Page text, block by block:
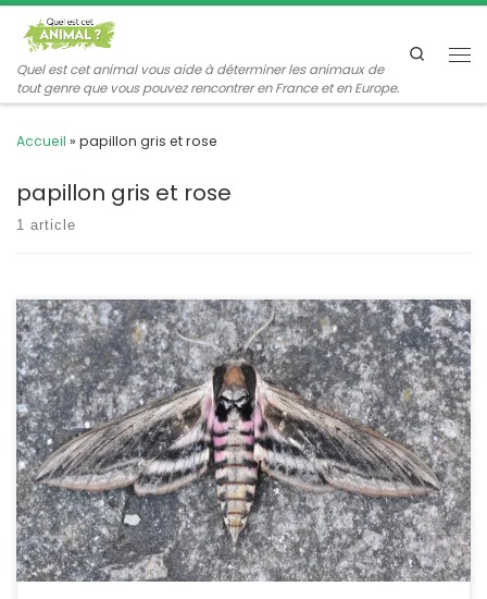
Passer au contenu
Quel est cet animal vous aide à déterminer les animaux de
tout genre que vous pouvez rencontrer en France et en Europe.
Search
Accueil » papillon gris et rose
papillon gris et rose
1 article
Les sphingidés sont parmi les plus spectaculaires des papillons
nocturnes. Le sphinx du troène en est une belle illustration avec
ses tonalités grises, brunes et rosées. Sa chenille également est
particulièrement remarquable. Sphinx ligustri Linnaeus,1758
POSITION SYSTÉMATIQUE : Insecte, Hétérocère, Famille des
Sphingidae ETYMOLOGIE : Le nom de genre, Sphinx, et celui de la
[…]